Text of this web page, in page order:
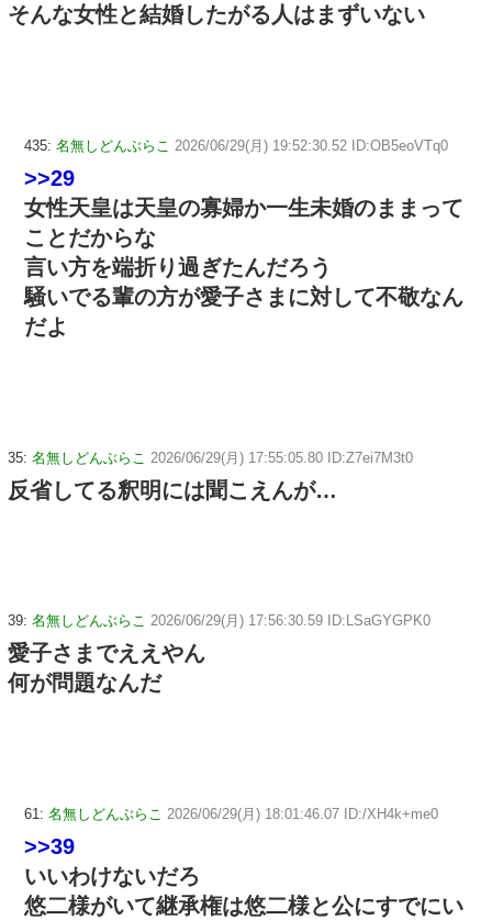
そんな女性と結婚したがる人はまずいない
435: 名無しどんぶらこ 2026/06/29(月) 19:52:30.52 ID:OB5eoVTq0
>>29
女性天皇は天皇の寡婦か一生未婚のままって
ことだからな
言い方を端折り過ぎたんだろう
騒いでる輩の方が愛子さまに対して不敬なん
だよ
35: 名無しどんぶらこ 2026/06/29(月) 17:55:05.80 ID:Z7ei7M3t0
反省してる釈明には聞こえんが…
39: 名無しどんぶらこ 2026/06/29(月) 17:56:30.59 ID:LSaGYGPK0
愛子さまでええやん
何が問題なんだ
61: 名無しどんぶらこ 2026/06/29(月) 18:01:46.07 ID:/XH4k+me0
>>39
いいわけないだろ
悠二様がいて継承権は悠二様と公にすでにい